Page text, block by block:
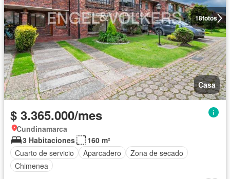
18fotos
Casa
$ 3.365.000/mes
Cundinamarca
3 Habitaciones
160 m²
Cuarto de servicio
Aparcadero
Zona de secado
Chimenea